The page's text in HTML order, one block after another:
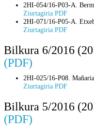
2HI-054/
Ziurtagiria PDF
2HI-071/16-
Ziurtagiria PDF
Bilkura 6/2016
(PDF)
2HI-025/
Ziurtagiria PDF
Bilkura 5/2016
(PDF)